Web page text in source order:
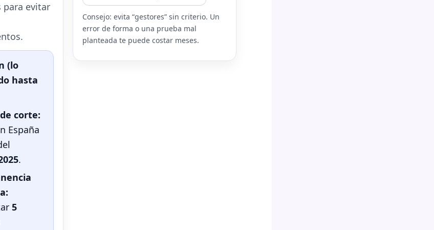
para evitar
(lo
hasta
corte:
España
.
5
Consejo: evita “gestores” sin criterio. Un
error de forma o una prueba mal
planteada te puede costar meses.